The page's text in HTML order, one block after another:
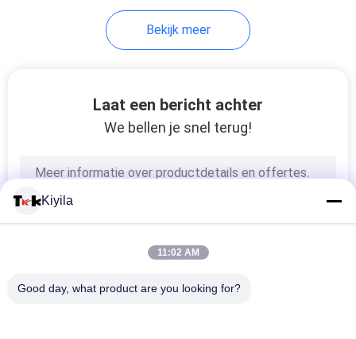
Bekijk meer
Laat een bericht achter
We bellen je snel terug!
Kiyila
11:02 AM
Good day, what product are you looking for?